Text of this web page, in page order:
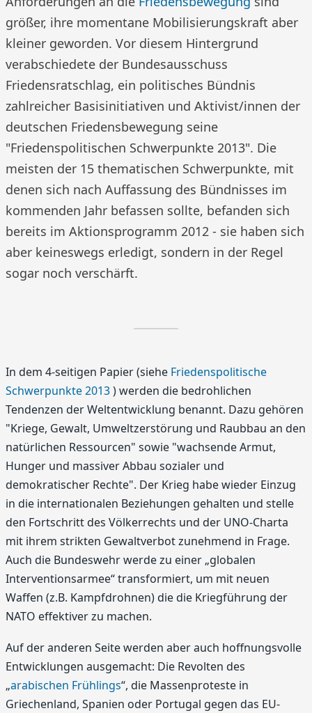
größer, ihre momentane Mobilisierungskraft aber
kleiner geworden. Vor diesem Hintergrund
verabschiedete der Bundesausschuss
Friedensratschlag, ein politisches Bündnis
zahlreicher Basisinitiativen und Aktivist/innen der
deutschen Friedensbewegung seine
"Friedenspolitischen Schwerpunkte 2013". Die
meisten der 15 thematischen Schwerpunkte, mit
denen sich nach Auffassung des Bündnisses im
kommenden Jahr befassen sollte, befanden sich
bereits im Aktionsprogramm 2012 - sie haben sich
aber keineswegs erledigt, sondern in der Regel
sogar noch verschärft.
In dem 4-seitigen Papier (siehe Friedenspolitische
Schwerpunkte 2013) werden die bedrohlichen
Tendenzen der Weltentwicklung benannt. Dazu gehören
"Kriege, Gewalt, Umweltzerstörung und Raubbau an den
natürlichen Ressourcen" sowie "wachsende Armut,
Hunger und massiver Abbau sozialer und
demokratischer Rechte". Der Krieg habe wieder Einzug
in die internationalen Beziehungen gehalten und stelle
den Fortschritt des Völkerrechts und der UNO-Charta
mit ihrem strikten Gewaltverbot zunehmend in Frage.
Auch die Bundeswehr werde zu einer „globalen
Interventionsarmee“ transformiert, um mit neuen
Waffen (z.B. Kampfdrohnen) die die Kriegführung der
NATO effektiver zu machen.
Auf der anderen Seite werden aber auch hoffnungsvolle
Entwicklungen ausgemacht: Die Revolten des
„arabischen Frühlings“, die Massenproteste in
Griechenland, Spanien oder Portugal gegen das EU-